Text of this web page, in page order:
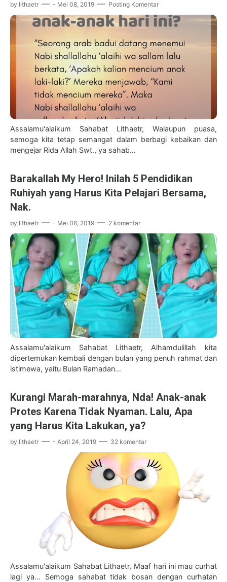
by lithaetr - Mei 08, 2019 Posting Komentar
Assalamu'alaikum Sahabat Lithaetr, Walaupun puasa,
semoga kita tetap semangat dalam berbagi kebaikan dan
mengejar Rida Allah Swt., ya sahab…
Barakallah My Hero! Inilah 5 Pendidikan
Ruhiyah yang Harus Kita Pelajari Bersama,
Nak.
by lithaetr - Mei 06, 2019 2 komentar
Assalamu'alaikum Sahabat Lithaetr, Alhamdulillah kita
dipertemukan kembali dengan bulan yang penuh rahmat dan
istimewa, yaitu Bulan Ramadan…
Kurangi Marah-marahnya, Nda! Anak-anak
Protes Karena Tidak Nyaman. Lalu, Apa
yang Harus Kita Lakukan, ya?
by lithaetr - April 24, 2019 32 komentar
Assalamu'alaikum Sahabat Lithaetr, Maaf hari ini mau curhat
lagi ya... Semoga sahabat tidak bosan dengan curhatan